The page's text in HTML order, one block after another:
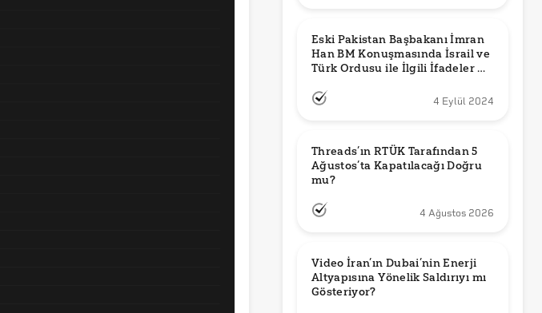
Eski Pakistan Başbakanı İmran
Han BM Konuşmasında İsrail ve
Türk Ordusu ile İlgili İfadeler mi
4 Eylül 2024
Threads’ın RTÜK Tarafından 5
Ağustos’ta Kapatılacağı Doğru
mu?
4 Ağustos 2026
Video İran’ın Dubai’nin Enerji
Altyapısına Yönelik Saldırıyı mı
Gösteriyor?